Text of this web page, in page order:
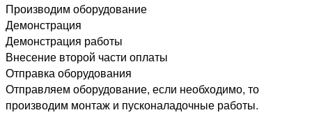
Производим оборудование
Демонстрация
Демонстрация работы
Внесение второй части оплаты
Отправка оборудования
Отправляем оборудование, если необходимо, то
производим монтаж и пусконаладочные работы.